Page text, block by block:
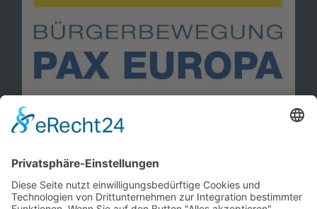
Kontakt
Mitglied werden!